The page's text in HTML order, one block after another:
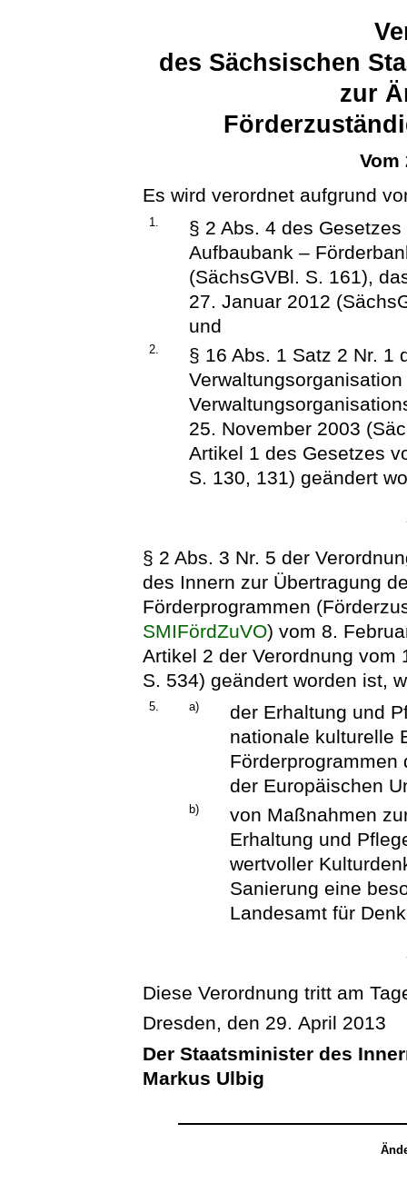
des Sächsischen
zur
Vom
Es wird verordnet aufgrund
1.
§ 2 Abs. 4 des
Aufbaubank –
(SächsGVBl. S. 161),
27. Januar 2012
und
2.
§ 16 Abs. 1 Satz 2 Nr. 1
25. November 2003
Artikel 1 des Gesetzes
S. 130, 131) geändert
§ 2 Abs. 3 Nr. 5 der
des Innern zur Übertragung
Förderprogrammen
SMIFördZuVO) vom 8.
Artikel 2 der Verordnung vom
S. 534) geändert worden ist,
5. a)
der Erhaltung und
nationale kulturelle
Förderprogrammen
der Europäischen
b)
von Maßnahmen
Erhaltung und
wertvoller
Sanierung eine
Landesamt für
Diese Verordnung tritt am
Dresden, den 29. April 2013
Der Staatsminister des
Markus Ulbig